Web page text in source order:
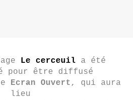
Le cerceuil
a été
pour être diffusé
Ecran Ouvert , qui aura
lieu